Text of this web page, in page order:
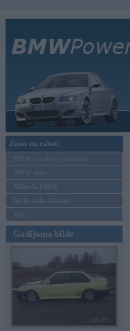
Ziņas un raksti
BMW modeļu jaunumi
BMW testi
Mēneša BMW
Sērijveida tūnings
Vel...
Gadījuma bilde